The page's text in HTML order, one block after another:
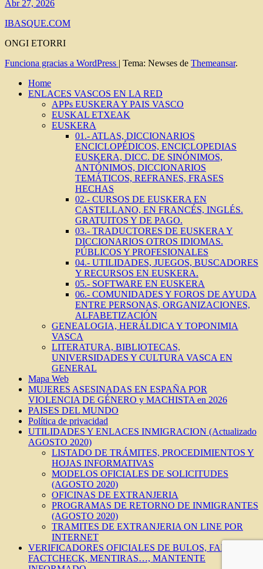
Abr 27, 2026
IBASQUE.COM
ONGI ETORRI
Funciona gracias a WordPress | Tema: Newses de Themeansar.
Home
ENLACES VASCOS EN LA RED
APPs EUSKERA Y PAIS VASCO
EUSKAL ETXEAK
EUSKERA
01.- ATLAS, DICCIONARIOS
ENCICLOPÉDICOS, ENCICLOPEDIAS
EUSKERA, DICC. DE SINÓNIMOS,
ANTÓNIMOS, DICCIONARIOS
TEMÁTICOS, REFRANES, FRASES
HECHAS
02.- CURSOS DE EUSKERA EN
CASTELLANO, EN FRANCÉS, INGLÉS.
GRATUITOS Y DE PAGO.
03.- TRADUCTORES DE EUSKERA Y
DICCIONARIOS OTROS IDIOMAS.
PÚBLICOS Y PROFESIONALES
04.- UTILIDADES, JUEGOS, BUSCADORES
Y RECURSOS EN EUSKERA.
05.- SOFTWARE EN EUSKERA
06.- COMUNIDADES Y FOROS DE AYUDA
ENTRE PERSONAS, ORGANIZACIONES,
ALFABETIZACIÓN
GENEALOGIA, HERÁLDICA Y TOPONIMIA
VASCA
LITERATURA, BIBLIOTECAS,
UNIVERSIDADES Y CULTURA VASCA EN
GENERAL
Mapa Web
MUJERES ASESINADAS EN ESPAÑA POR
VIOLENCIA DE GÉNERO y MACHISTA en 2026
PAISES DEL MUNDO
Política de privacidad
UTILIDADES Y ENLACES INMIGRACION (Actualizado
AGOSTO 2020)
LISTADO DE TRÁMITES, PROCEDIMIENTOS Y
HOJAS INFORMATIVAS
MODELOS OFICIALES DE SOLICITUDES
(AGOSTO 2020)
OFICINAS DE EXTRANJERIA
PROGRAMAS DE RETORNO DE INMIGRANTES
(AGOSTO 2020)
TRAMITES DE EXTRANJERIA ON LINE POR
INTERNET
VERIFICADORES OFICIALES DE BULOS, FAKES,
FACTCHECK, MENTIRAS…, MANTENTE